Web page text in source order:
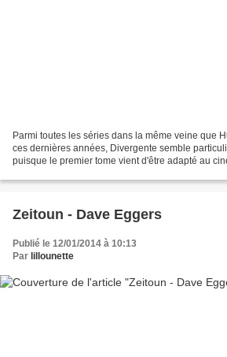
Parmi toutes les séries dans la même veine que
ces dernières années, Divergente semble
puisque le premier tome vient d'être adapté au
Zeitoun - Dave Eggers
Publié le 12/01/2014 à 10:13
Par lillounette